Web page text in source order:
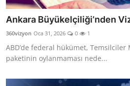
Ankara Büyükelçiliği’nden
360vizyon Oca 31, 2026 0 1
ABD’de federal hükümet, Temsilciler
paketinin oylanmaması nede...